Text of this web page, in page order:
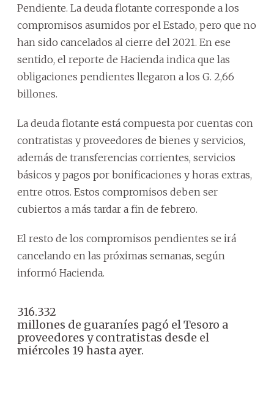
Pendiente. La deuda flotante corresponde a los
compromisos asumidos por el Estado, pero que no
han sido cancelados al cierre del 2021. En ese
sentido, el reporte de Hacienda indica que las
obligaciones pendientes llegaron a los G. 2,66
billones.
La deuda flotante está compuesta por cuentas con
contratistas y proveedores de bienes y servicios,
además de transferencias corrientes, servicios
básicos y pagos por bonificaciones y horas extras,
entre otros. Estos compromisos deben ser
cubiertos a más tardar a fin de febrero.
El resto de los compromisos pendientes se irá
cancelando en las próximas semanas, según
informó Hacienda.
316.332
millones de guaraníes pagó el Tesoro a
proveedores y contratistas desde el
miércoles 19 hasta ayer.